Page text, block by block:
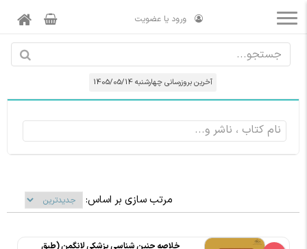
ورود یا عضویت
آخرین بروزرسانی چهارشنبه 1405/05/14
مرتب سازی بر اساس:
خلاصه جنین شناسی پزشکی لانگمن (طبق